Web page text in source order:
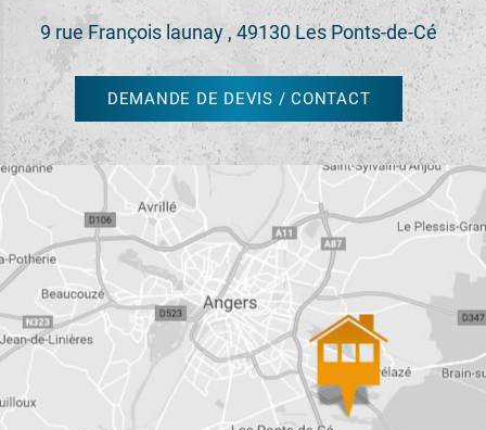
9 rue François launay , 49130 Les Ponts-de-Cé
DEMANDE DE DEVIS / CONTACT